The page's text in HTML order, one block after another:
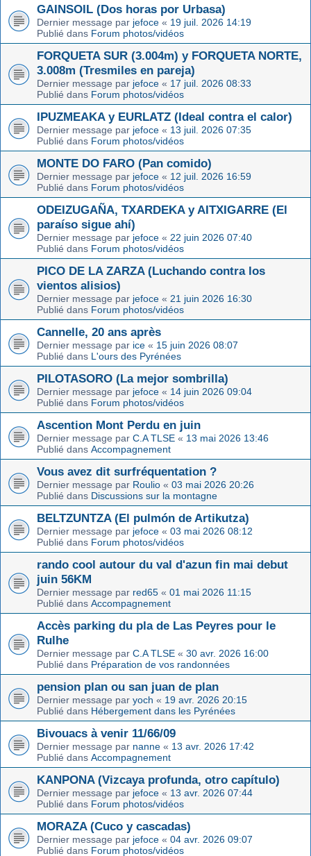
GAINSOIL (Dos horas por Urbasa)
Dernier message par jefoce « 19 juil. 2026 14:19
Publié dans Forum photos/vidéos
FORQUETA SUR (3.004m) y FORQUETA NORTE,
3.008m (Tresmiles en pareja)
Dernier message par jefoce « 17 juil. 2026 08:33
Publié dans Forum photos/vidéos
IPUZMEAKA y EURLATZ (Ideal contra el calor)
Dernier message par jefoce « 13 juil. 2026 07:35
Publié dans Forum photos/vidéos
MONTE DO FARO (Pan comido)
Dernier message par jefoce « 12 juil. 2026 16:59
Publié dans Forum photos/vidéos
ODEIZUGAÑA, TXARDEKA y AITXIGARRE (El
paraíso sigue ahí)
Dernier message par jefoce « 22 juin 2026 07:40
Publié dans Forum photos/vidéos
PICO DE LA ZARZA (Luchando contra los
vientos alisios)
Dernier message par jefoce « 21 juin 2026 16:30
Publié dans Forum photos/vidéos
Cannelle, 20 ans après
Dernier message par ice « 15 juin 2026 08:07
Publié dans L'ours des Pyrénées
PILOTASORO (La mejor sombrilla)
Dernier message par jefoce « 14 juin 2026 09:04
Publié dans Forum photos/vidéos
Ascention Mont Perdu en juin
Dernier message par C.A TLSE « 13 mai 2026 13:46
Publié dans Accompagnement
Vous avez dit surfréquentation ?
Dernier message par Roulio « 03 mai 2026 20:26
Publié dans Discussions sur la montagne
BELTZUNTZA (El pulmón de Artikutza)
Dernier message par jefoce « 03 mai 2026 08:12
Publié dans Forum photos/vidéos
rando cool autour du val d'azun fin mai debut
juin 56KM
Dernier message par red65 « 01 mai 2026 11:15
Publié dans Accompagnement
Accès parking du pla de Las Peyres pour le
Rulhe
Dernier message par C.A TLSE « 30 avr. 2026 16:00
Publié dans Préparation de vos randonnées
pension plan ou san juan de plan
Dernier message par yoch « 19 avr. 2026 20:15
Publié dans Hébergement dans les Pyrénées
Bivouacs à venir 11/66/09
Dernier message par nanne « 13 avr. 2026 17:42
Publié dans Accompagnement
KANPONA (Vizcaya profunda, otro capítulo)
Dernier message par jefoce « 13 avr. 2026 07:44
Publié dans Forum photos/vidéos
MORAZA (Cuco y cascadas)
Dernier message par jefoce « 04 avr. 2026 09:07
Publié dans Forum photos/vidéos